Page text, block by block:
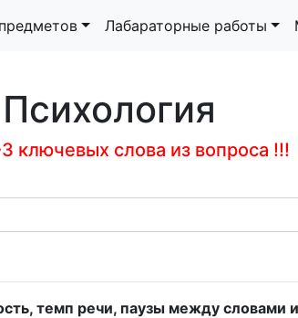
Лабараторные работы
ключевых слова из вопроса !!!
темп речи, паузы между